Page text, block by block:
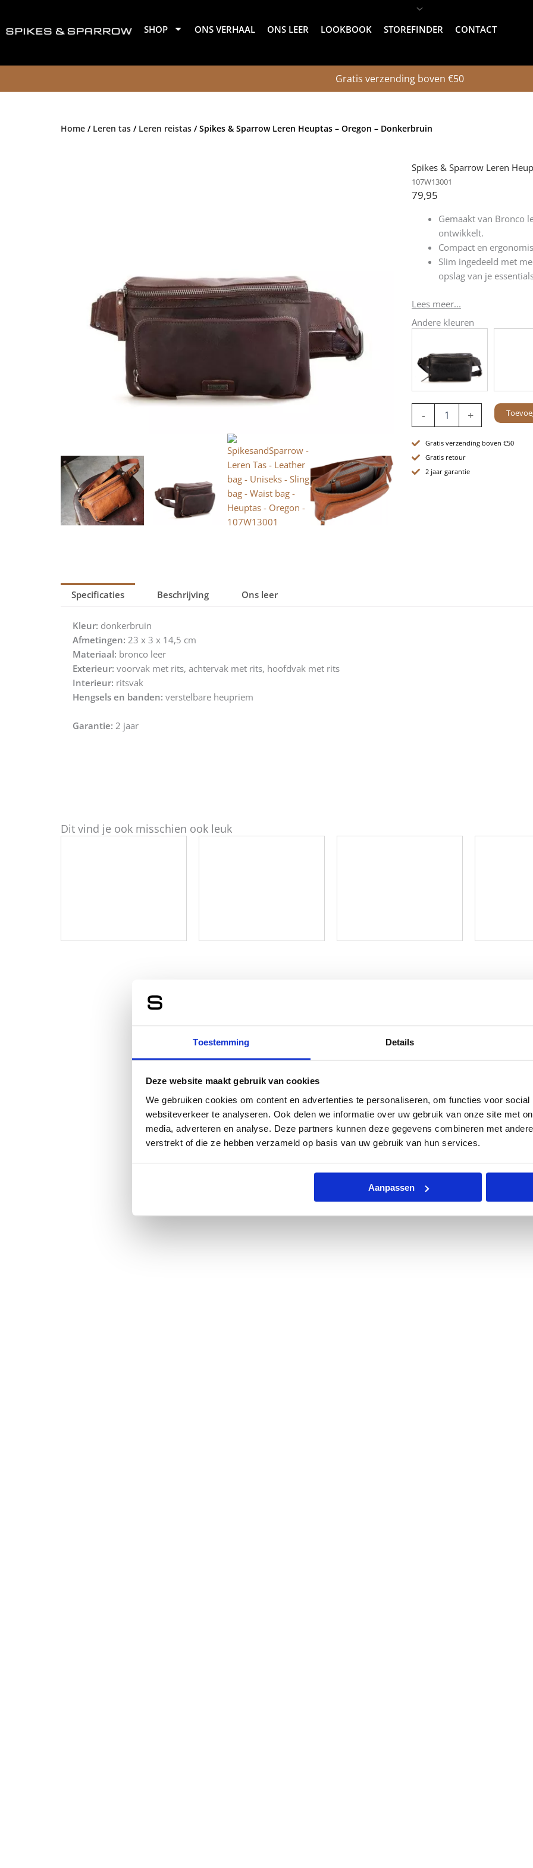
Toestemming Details
Deze website maakt gebruik van cookies
We gebruiken cookies om content en advertenties te personaliseren, om functies voor
websiteverkeer te analyseren. Ook delen we informatie over uw gebruik van onze site met
media, adverteren en analyse. Deze partners kunnen deze gegevens combineren met
verstrekt of die ze hebben verzameld op basis van uw gebruik van hun services.
Aanpassen
de
SHOP ONS VERHAAL ONS LEER LOOKBOOK STOREFINDER CONTACT
Gratis verzending boven €50
Home / Leren tas / Leren reistas / Spikes & Sparrow Leren Heuptas – Oregon – Donkerbruin
Spikes & Sparrow Leren
107W13001
79,95
Gemaakt van Bronco
ontwikkelt.
Compact en
Slim ingedeeld met
opslag van je
Lees meer...
Andere kleuren
-
Heuptas
Oregon
-
Donkerbruin
+
Gratis verzending boven €50
Gratis retour
2 jaar garantie
Specificaties Beschrijving Ons leer
Kleur: donkerbruin
Afmetingen: 23 x 3 x 14,5 cm
Materiaal: bronco leer
Exterieur: voorvak met rits, achtervak met rits, hoofdvak met rits
Interieur: ritsvak
Hengsels en banden: verstelbare heupriem
Garantie: 2 jaar
Dit vind je ook misschien ook leuk